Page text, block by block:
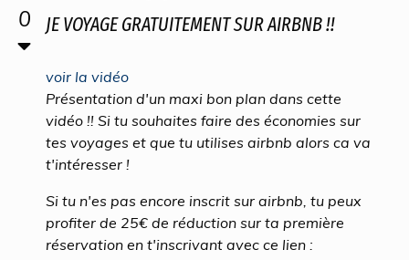
0 JE VOYAGE GRATUITEMENT SUR AIRBNB !!
voir la vidéo
Présentation d'un maxi bon plan dans cette
vidéo !! Si tu souhaites faire des économies sur
tes voyages et que tu utilises airbnb alors ca va
t'intéresser !
Si tu n'es pas encore inscrit sur airbnb, tu peux
profiter de 25€ de réduction sur ta première
réservation en t'inscrivant avec ce lien :